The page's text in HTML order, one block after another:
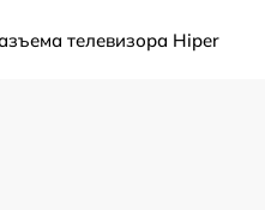
телевизора Hiper